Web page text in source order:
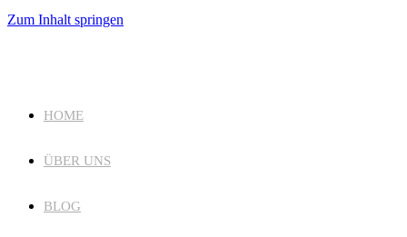
Zum Inhalt springen
HOME
ÜBER UNS
BLOG